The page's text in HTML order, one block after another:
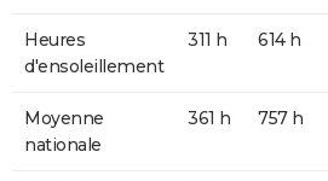
Heures
d'ensoleillement
311 h 614 h
Moyenne
nationale
361 h 757 h